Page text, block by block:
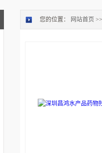
您的位置： 网站首页